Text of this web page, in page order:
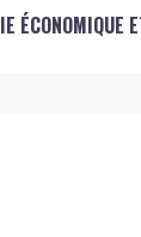
ÉCONOMIQUE